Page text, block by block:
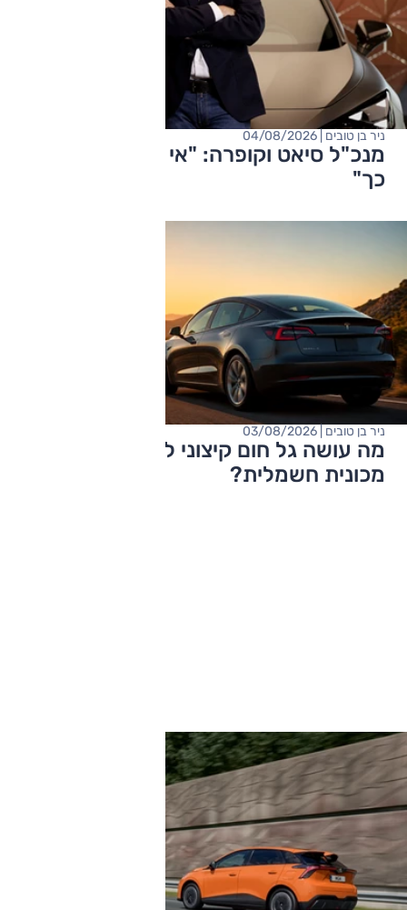
מנכ"ל סיאט וקופרה: "אי אפשר להמשיך
כך"
ניר בן טובים | 04/08/2026
מה עושה גל חום קיצוני לטווח הנסיעה של
מכונית חשמלית?
ניר בן טובים | 03/08/2026